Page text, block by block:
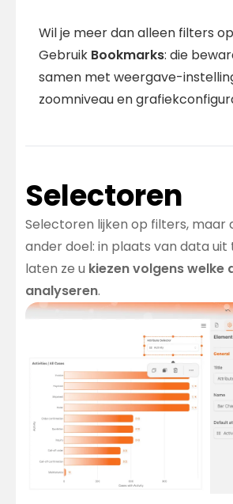
Wil je meer dan alleen filters
Gebruik Bookmarks: die
samen met weergave-
zoomniveau en
Selectoren
Selectoren lijken op filters, maar
ander doel: in plaats van data
laten ze u kiezen volgens welke
analyseren.